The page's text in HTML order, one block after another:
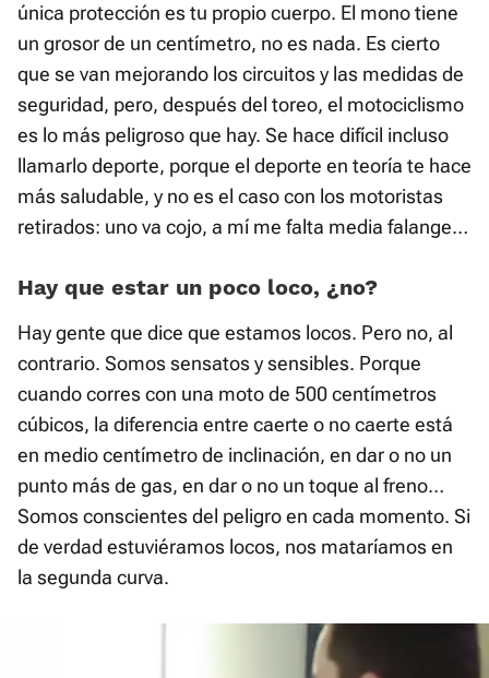
única protección es tu propio cuerpo. El mono tiene
un grosor de un centímetro, no es nada. Es cierto
que se van mejorando los circuitos y las medidas de
seguridad, pero, después del toreo, el motociclismo
es lo más peligroso que hay. Se hace difícil incluso
llamarlo deporte, porque el deporte en teoría te hace
más saludable, y no es el caso con los motoristas
retirados: uno va cojo, a mí me falta media falange…
Hay que estar un poco loco, ¿no?
Hay gente que dice que estamos locos. Pero no, al
contrario. Somos sensatos y sensibles. Porque
cuando corres con una moto de 500 centímetros
cúbicos, la diferencia entre caerte o no caerte está
en medio centímetro de inclinación, en dar o no un
punto más de gas, en dar o no un toque al freno…
Somos conscientes del peligro en cada momento. Si
de verdad estuviéramos locos, nos mataríamos en
la segunda curva.